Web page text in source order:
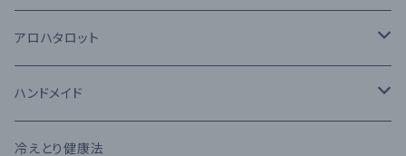
アロハタロット
タロットカード
セッション
ハンドメイド
コモクロス
冷えとり健康法